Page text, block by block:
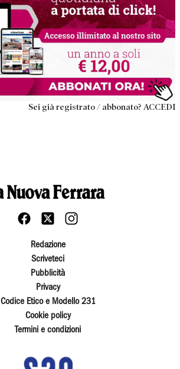
Sei già registrato / abbonato? ACCEDI
Redazione
Scriveteci
Pubblicità
Privacy
Codice Etico e Modello 231
Cookie policy
Termini e condizioni